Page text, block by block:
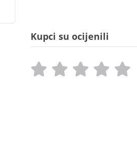
Kupci su ocijenili